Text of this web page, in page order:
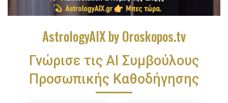
AstrologyAIX by Oroskopos.tv
Γνώρισε τις ΑΙ Συμβούλους
Προσωπικής Καθοδήγησης